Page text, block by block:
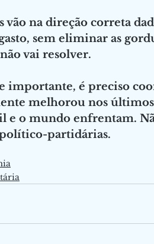
vão na direção correta
sem eliminar as
vai resolver.
importante, é preciso
melhorou nos últimos
e o mundo enfrentam.
político-partidárias.